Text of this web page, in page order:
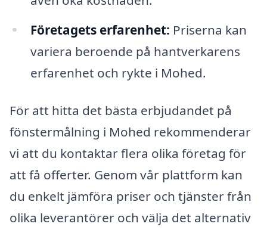
Företagets erfarenhet: Priserna kan
variera beroende på hantverkarens
erfarenhet och rykte i Mohed.
För att hitta det bästa erbjudandet på
fönstermålning i Mohed rekommenderar
vi att du kontaktar flera olika företag för
att få offerter. Genom vår plattform kan
du enkelt jämföra priser och tjänster från
olika leverantörer och välja det alternativ